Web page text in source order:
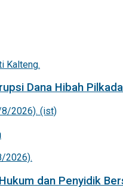
Dana Hibah
dan Penyidik